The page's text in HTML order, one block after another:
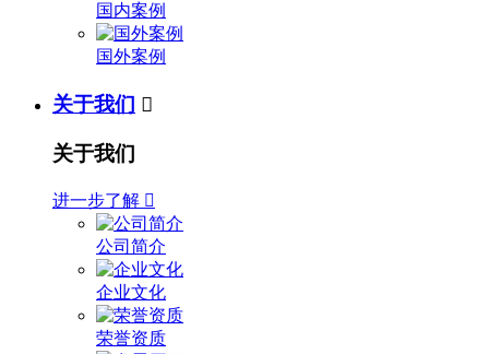
国内案例
国外案例
关于我们 
关于我们
进一步了解 
公司简介
企业文化
荣誉资质